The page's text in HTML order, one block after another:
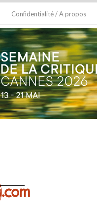
Confidentialité / A propos